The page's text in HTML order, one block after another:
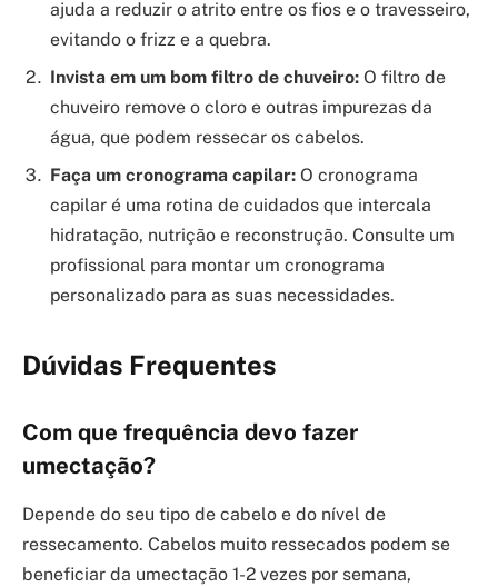
ajuda a reduzir o atrito entre os fios e o travesseiro,
evitando o frizz e a quebra.
Invista em um bom filtro de chuveiro: O filtro de
chuveiro remove o cloro e outras impurezas da
água, que podem ressecar os cabelos.
Faça um cronograma capilar: O cronograma
capilar é uma rotina de cuidados que intercala
hidratação, nutrição e reconstrução. Consulte um
profissional para montar um cronograma
personalizado para as suas necessidades.
Dúvidas Frequentes
Com que frequência devo fazer
umectação?
Depende do seu tipo de cabelo e do nível de
ressecamento. Cabelos muito ressecados podem se
beneficiar da umectação 1-2 vezes por semana,